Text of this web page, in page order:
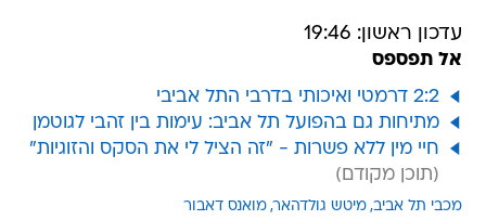
עדכון ראשון: 19:46
אל תפספס
2:2 דרמטי ואיכותי בדרבי התל אביבי
מתיחות גם בהפועל תל אביב: עימות בין זהבי לגוטמן
חיי מין ללא פשרות - "זה הציל לי את הסקס והזוגיות"
מכבי תל אביב מיטש גולדהאר מואנס דאבור